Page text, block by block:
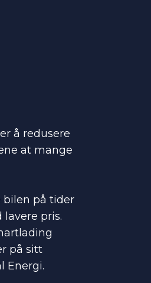
å redusere
at mange
bilen på tider
pris.
på sitt
Energi.